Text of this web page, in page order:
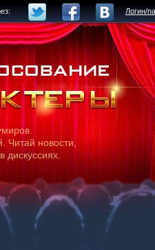
Логин/
Читай новости,
дискуссиях.